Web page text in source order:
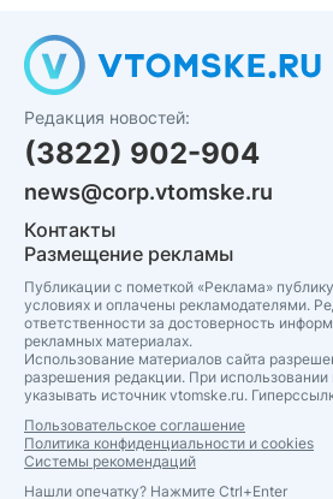
Редакция новостей:
(3822) 902-904
news@corp.vtomske.ru
Контакты
Размещение рекламы
Публикации с пометкой «Реклама»
условиях и оплачены рекламодателями.
ответственности за достоверность
рекламных материалах.
Использование материалов сайта
разрешения редакции. При
указывать источник vtomske.ru.
Пользовательское соглашение
Политика конфиденциальности и cookies
Системы рекомендаций
Нашли опечатку? Нажмите Ctrl+Enter